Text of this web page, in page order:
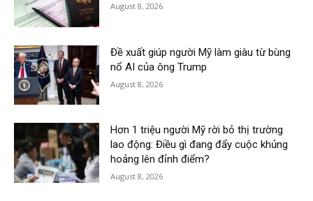
August 8, 2026
Đề xuất giúp người Mỹ làm giàu từ bùng
nổ AI của ông Trump
August 8, 2026
Hơn 1 triệu người Mỹ rời bỏ thị trường
lao động: Điều gì đang đẩy cuộc khủng
hoảng lên đỉnh điểm?
August 8, 2026